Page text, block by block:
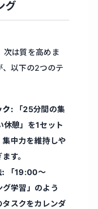
グ
次は質を高めま
、以下の2つのテ
ク: 「25分間の集
休憩」を1セット
中力を維持しや
す。
: 「19:00〜
学習」のよう
スクをカレンダ